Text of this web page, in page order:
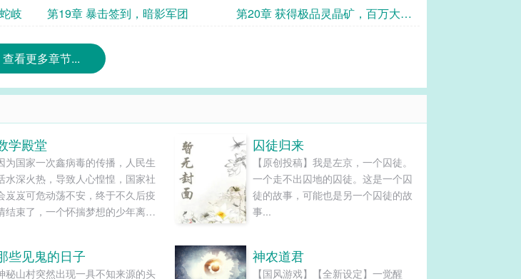
岐 第19章 暴击签到，暗影军团
第20章 获得极品灵晶矿，百万大军
查看更多章节...
学殿堂
为国家一次鑫病毒的传播，人民生
水深火热，导致人心惶惶，国家社
岌岌可危动荡不安，终于不久后疫
结束了，一个怀揣梦想的少年离家
现了一切文明的起源——数学圣
囚徒归来
【原创投稿】我是左京，一个囚徒。
一个走不出囚地的囚徒。这是一个囚
徒的故事，可能也是另一个囚徒的故
事...
些见鬼的日子
秘山村突然出现一具不知来源的头
神农道君
【国风游戏】【全新设定】一觉醒